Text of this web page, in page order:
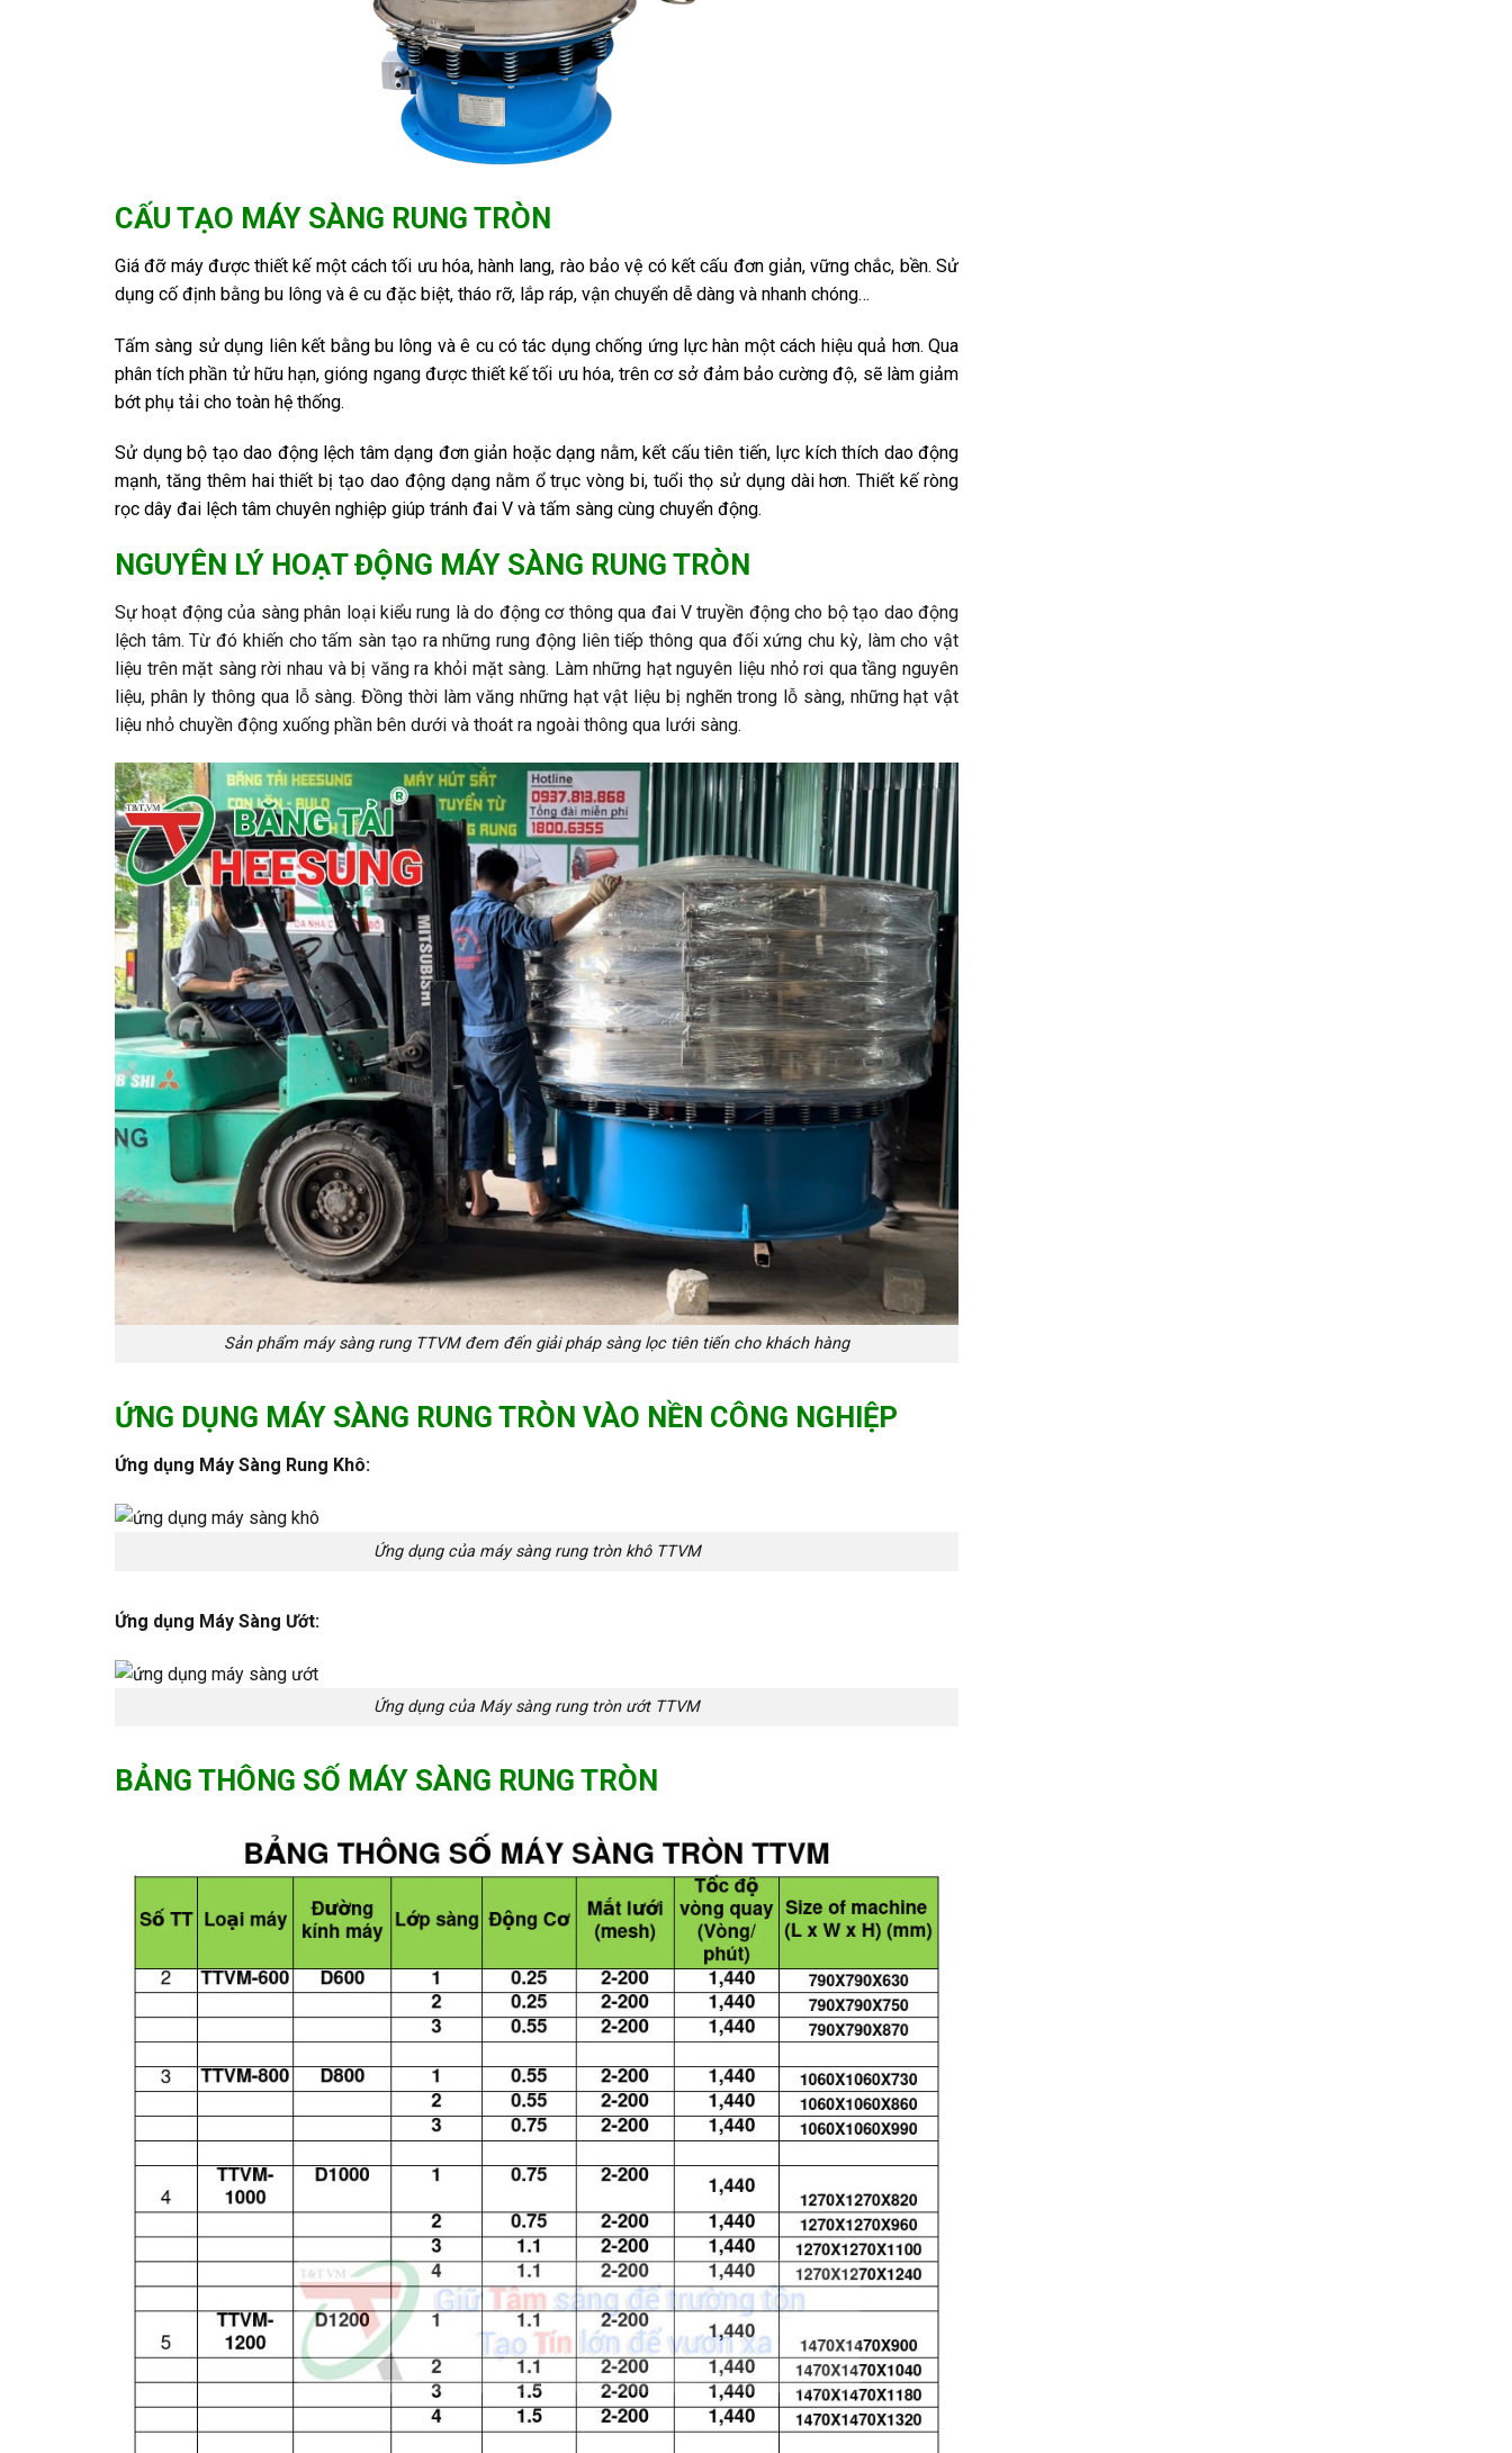
CẤU TẠO MÁY SÀNG RUNG TRÒN
Giá đỡ máy được thiết kế một cách tối ưu hóa, hành lang, rào bảo vệ có kết cấu đơn giản, vững chắc, bền. Sử
dụng cố định bằng bu lông và ê cu đặc biệt, tháo rỡ, lắp ráp, vận chuyển dễ dàng và nhanh chóng…
Tấm sàng sử dụng liên kết bằng bu lông và ê cu có tác dụng chống ứng lực hàn một cách hiệu quả hơn. Qua
phân tích phần tử hữu hạn, gióng ngang được thiết kế tối ưu hóa, trên cơ sở đảm bảo cường độ, sẽ làm giảm
bớt phụ tải cho toàn hệ thống.
Sử dụng bộ tạo dao động lệch tâm dạng đơn giản hoặc dạng nằm, kết cấu tiên tiến, lực kích thích dao động
mạnh, tăng thêm hai thiết bị tạo dao động dạng nằm ổ trục vòng bi, tuổi thọ sử dụng dài hơn. Thiết kế ròng
rọc dây đai lệch tâm chuyên nghiệp giúp tránh đai V và tấm sàng cùng chuyển động.
NGUYÊN LÝ HOẠT ĐỘNG MÁY SÀNG RUNG TRÒN
Sự hoạt động của sàng phân loại kiểu rung là do động cơ thông qua đai V truyền động cho bộ tạo dao động
lệch tâm. Từ đó khiến cho tấm sàn tạo ra những rung động liên tiếp thông qua đối xứng chu kỳ, làm cho vật
liệu trên mặt sàng rời nhau và bị văng ra khỏi mặt sàng. Làm những hạt nguyên liệu nhỏ rơi qua tầng nguyên
liệu, phân ly thông qua lỗ sàng. Đồng thời làm văng những hạt vật liệu bị nghẽn trong lỗ sàng, những hạt vật
liệu nhỏ chuyền động xuống phần bên dưới và thoát ra ngoài thông qua lưới sàng.
Sản phẩm máy sàng rung TTVM đem đến giải pháp sàng lọc tiên tiến cho khách hàng
ỨNG DỤNG MÁY SÀNG RUNG TRÒN VÀO NỀN CÔNG NGHIỆP
Ứng dụng Máy Sàng Rung Khô:
Ứng dụng của máy sàng rung tròn khô TTVM
Ứng dụng Máy Sàng Ướt:
Ứng dụng của Máy sàng rung tròn ướt TTVM
BẢNG THÔNG SỐ MÁY SÀNG RUNG TRÒN